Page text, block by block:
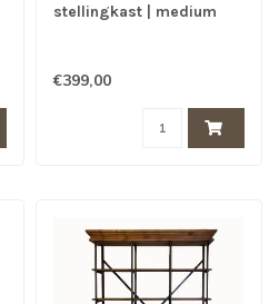
stellingkast | medium
€399,00